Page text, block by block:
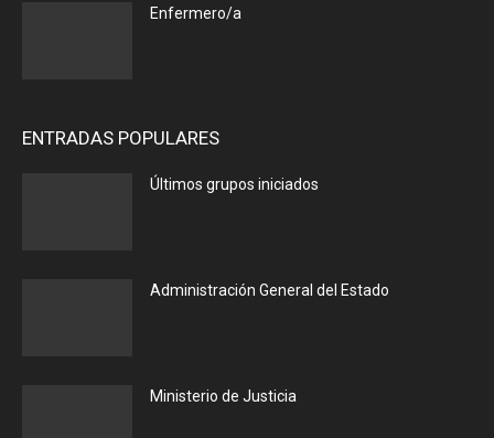
Enfermero/a
ENTRADAS POPULARES
Últimos grupos iniciados
Administración General del Estado
Ministerio de Justicia